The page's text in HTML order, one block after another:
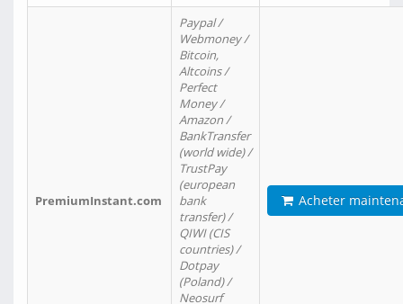
PremiumInstant.com
Paypal /
Webmoney /
Bitcoin,
Altcoins /
Perfect
Money /
Amazon /
BankTransfer
(world wide) /
TrustPay
(european
bank
transfer) /
QIWI (CIS
countries) /
Dotpay
(Poland) /
Neosurf
Acheter